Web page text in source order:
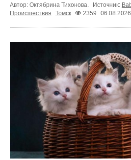
Автор: Октябрина Тихонова. Источник:
Происшествия
Томск 2359 06.08.2026